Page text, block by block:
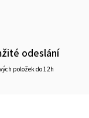
odeslání
položek do 12h